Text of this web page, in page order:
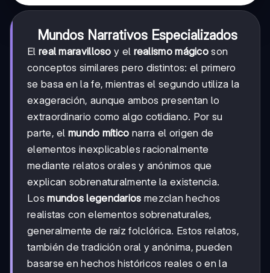
Mundos Narrativos Especializados
El real maravilloso y el realismo mágico son
conceptos similares pero distintos: el primero
se basa en la fe, mientras el segundo utiliza la
exageración, aunque ambos presentan lo
extraordinario como algo cotidiano. Por su
parte, el mundo mítico narra el origen de
elementos inexplicables racionalmente
mediante relatos orales y anónimos que
explican sobrenaturalmente la existencia.
Losmundos legendarios mezclan hechos
realistas con elementos sobrenaturales,
generalmente de raíz folclórica. Estos relatos,
también de tradición oral y anónima, pueden
basarse en hechos históricos reales o en la